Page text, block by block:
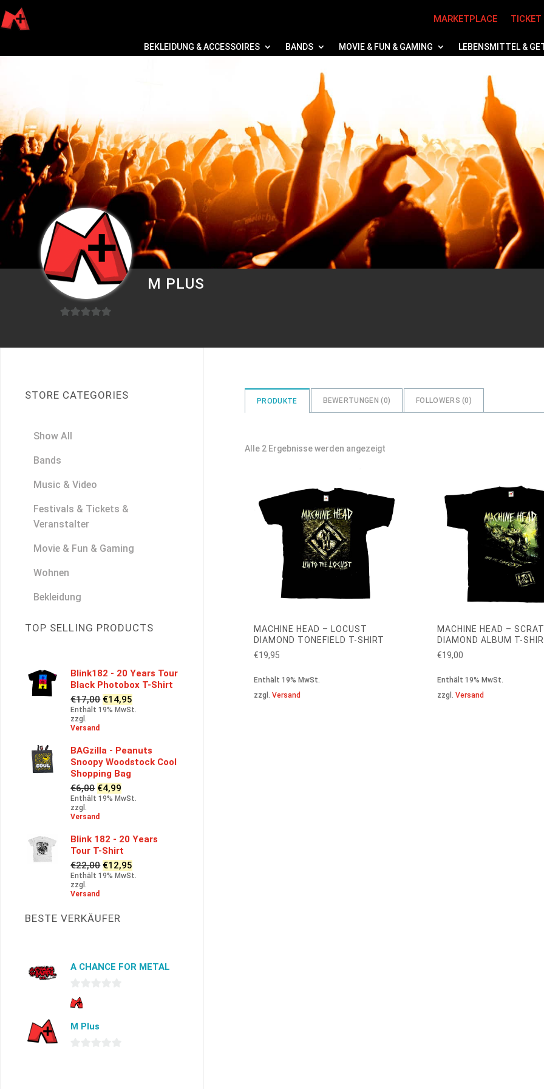
MARKETPLACE
BEKLEIDUNG & ACCESSOIRES BANDS MOVIE & FUN & GAMING LEBENSMITTEL &
M PLUS
PRODUKTE BEWERTUNGEN (0) FOLLOWERS (0)
Alle 2 Ergebnisse werden angezeigt
MACHINE HEAD – LOCUST
DIAMOND TONEFIELD T-SHIRT
€19,95
Enthält 19% MwSt.
zzgl.Versand
MACHINE HEAD –
DIAMOND ALBUM T-
€19,00
Enthält 19% MwSt.
zzgl. Versand
STORE CATEGORIES
Show All
Bands
Music & Video
Festivals & Tickets &
Veranstalter
Movie & Fun & Gaming
Wohnen
Bekleidung
TOP SELLING PRODUCTS
Blink182 - 20 Years Tour
Black Photobox T-Shirt
€17,00 Ursprünglicher
Preis
€14,95
Preis
Enthält 19% MwSt.
zzgl.
Versand
BAGzilla - Peanuts
Snoopy Woodstock Cool
Shopping Bag
€6,00 Ursprünglicher
Preis
war:
€6,00
€4,99
Preis
Enthält 19% MwSt.
zzgl.
Versand
Blink 182 - 20 Years
Tour T-Shirt
€22,00 Ursprünglicher
Preis
€12,95
Preis
Enthält 19% MwSt.
zzgl.
Versand
BESTE VERKÄUFER
A CHANCE FOR METAL
0
von
5M Plus